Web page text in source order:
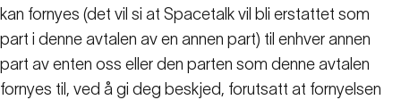
kan fornyes (det vil si at Spacetalk vil bli erstattet som
part i denne avtalen av en annen part) til enhver annen
part av enten oss eller den parten som denne avtalen
fornyes til, ved å gi deg beskjed, forutsatt at fornyelsen